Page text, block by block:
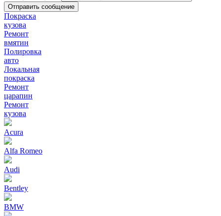
Покраска
кузова
Ремонт
вмятин
Полировка
авто
Локальная
покраска
Ремонт
царапин
Ремонт
кузова
Acura
Alfa Romeo
Audi
Bentley
BMW